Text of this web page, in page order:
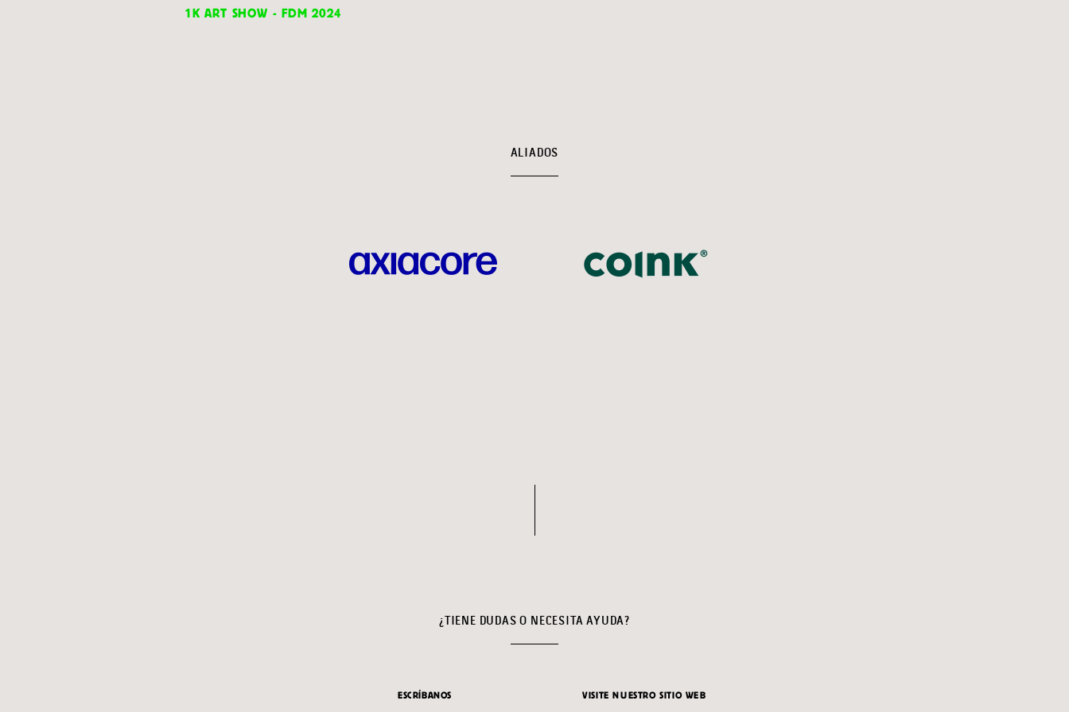
1K ART SHOW - FDM 2024
ALIADOS
¿TIENE DUDAS O NECESITA AYUDA?
ESCRÍBANOS VISITE NUESTRO SITIO WEB